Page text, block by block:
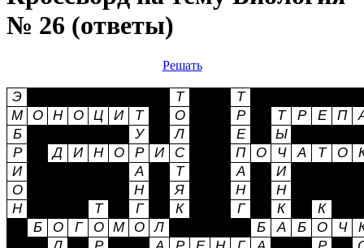
№ 26 (ответы)
Решать